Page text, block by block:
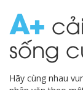
A
sống
Hãy cùng nhau